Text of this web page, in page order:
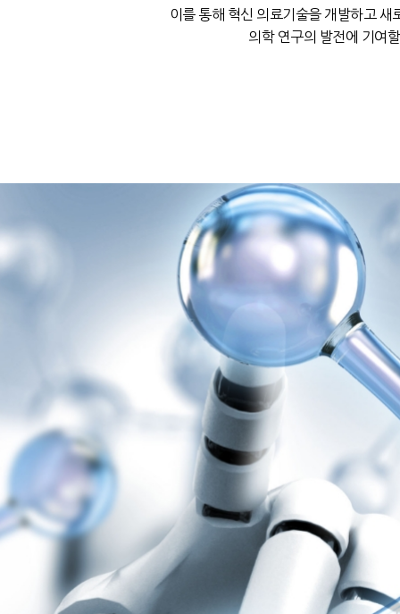
이를 통해 혁신 의료기술을 개발하고
의학 연구의 발전에 기여